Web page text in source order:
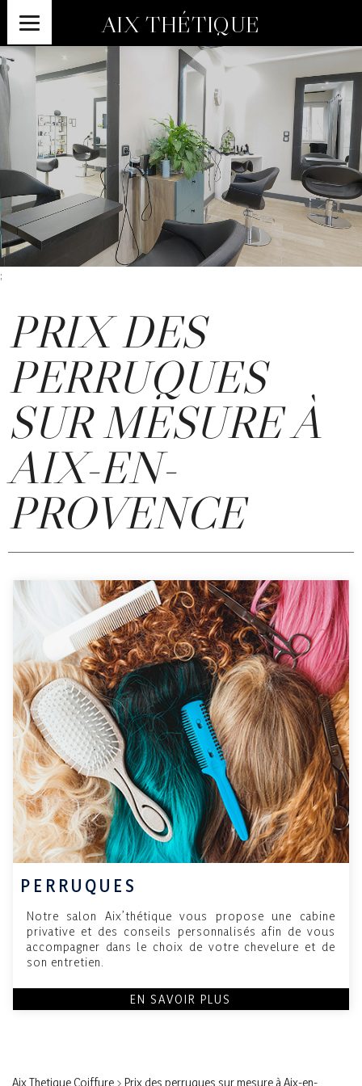
AIX THÉTIQUE
;
PRIX DES
PERRUQUES
SUR MESURE À
AIX-EN-
PROVENCE
PERRUQUES
Notre salon Aix’thétique vous propose une cabine
privative et des conseils personnalisés afin de vous
accompagner dans le choix de votre chevelure et de
son entretien.
EN SAVOIR PLUS
Aix Thetique Coiffure > Prix des perruques sur mesure à Aix-en-